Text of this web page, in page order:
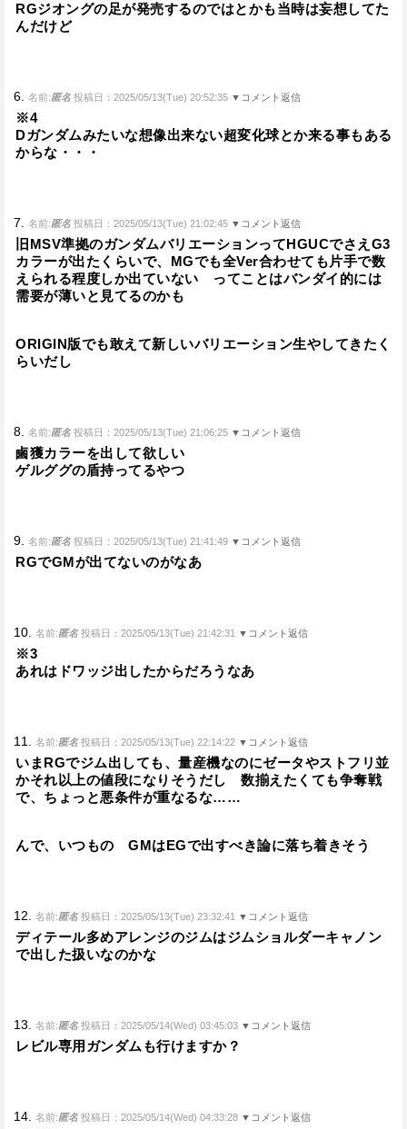
RGジオングの足が発売するのではとかも当時は妄想してた
んだけど
6. 名前:匿名 投稿日：2025/05/13(Tue) 20:52:35 ▼コメント返信
※4
Dガンダムみたいな想像出来ない超変化球とか来る事もある
からな・・・
7. 名前:匿名 投稿日：2025/05/13(Tue) 21:02:45 ▼コメント返信
旧MSV準拠のガンダムバリエーションってHGUCでさえG3
カラーが出たくらいで、MGでも全Ver合わせても片手で数
えられる程度しか出ていない ってことはバンダイ的には
需要が薄いと見てるのかも
ORIGIN版でも敢えて新しいバリエーション生やしてきたく
らいだし
8. 名前:匿名 投稿日：2025/05/13(Tue) 21:06:25 ▼コメント返信
鹵獲カラーを出して欲しい
ゲルググの盾持ってるやつ
9. 名前:匿名 投稿日：2025/05/13(Tue) 21:41:49 ▼コメント返信
RGでGMが出てないのがなあ
10. 名前:匿名 投稿日：2025/05/13(Tue) 21:42:31 ▼コメント返信
※3
あれはドワッジ出したからだろうなあ
11. 名前:匿名 投稿日：2025/05/13(Tue) 22:14:22 ▼コメント返信
いまRGでジム出しても、量産機なのにゼータやストフリ並
かそれ以上の値段になりそうだし 数揃えたくても争奪戦
で、ちょっと悪条件が重なるな……
んで、いつもの GMはEGで出すべき論に落ち着きそう
12. 名前:匿名 投稿日：2025/05/13(Tue) 23:32:41 ▼コメント返信
ディテール多めアレンジのジムはジムショルダーキャノン
で出した扱いなのかな
13. 名前:匿名 投稿日：2025/05/14(Wed) 03:45:03 ▼コメント返信
レビル専用ガンダムも行けますか？
14. 名前:匿名 投稿日：2025/05/14(Wed) 04:33:28 ▼コメント返信